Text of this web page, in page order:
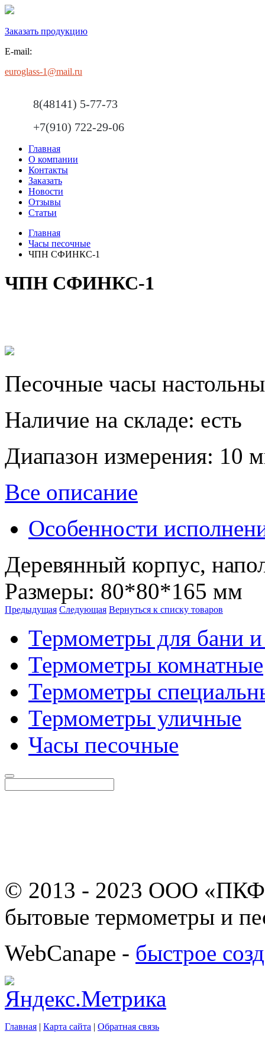
Заказать продукцию
E-mail:
euroglass-1@mail.ru
8(48141) 5-77-73
+7(910) 722-29-06
Главная
О компании
Контакты
Заказать
Новости
Отзывы
Статьи
Главная
Часы песочные
ЧПН СФИНКС-1
ЧПН СФИНКС-1
​Песочные часы
Наличие на складе: есть
Диапазон измерения: 10
Все описание
Особенности
Деревянный корпус,
Размеры: 80*80*165 мм
Предыдущая Следующая Вернуться к списку товаров
Термометры для бани
Термометры комнатные
Термометры
Термометры уличные
Часы песочные
© 2013 - 2023 ООО «ПКФ
бытовые термометры и
WebCanape - быстрое
Главная | Карта сайта | Обратная связь